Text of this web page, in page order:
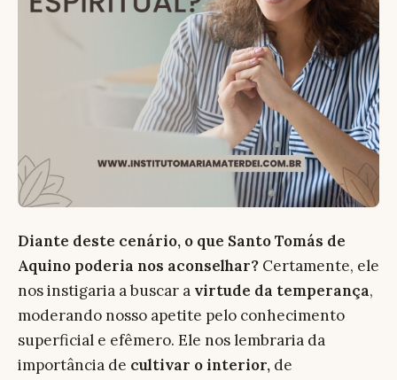
Diante deste cenário, o que Santo Tomás de
Aquino poderia nos aconselhar? Certamente, ele
nos instigaria a buscar a virtude da temperança,
moderando nosso apetite pelo conhecimento
superficial e efêmero. Ele nos lembraria da
importância de cultivar o interior, de